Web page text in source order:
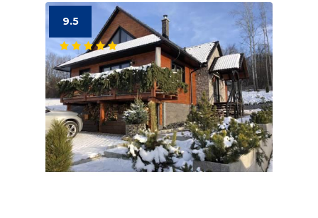
9.5